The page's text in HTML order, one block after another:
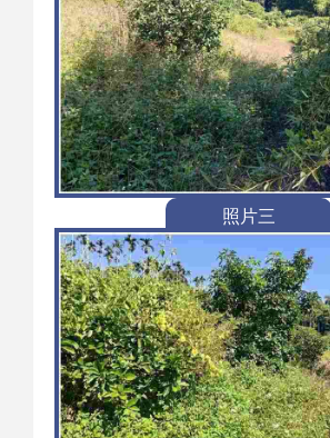
照片三